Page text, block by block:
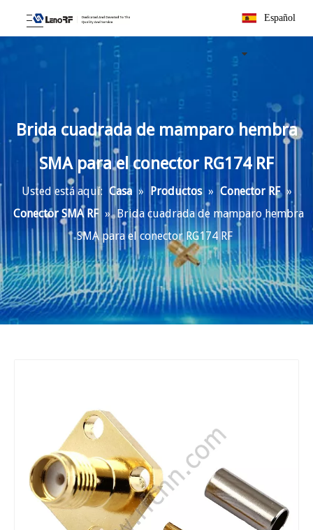
Español
Brida cuadrada de mamparo hembra
SMA para el conector RG174 RF
Usted está aquí: Casa » Productos » Conector RF »
Conector SMA RF » Brida cuadrada de mamparo hembra
SMA para el conector RG174 RF